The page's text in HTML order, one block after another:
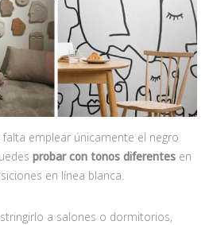
emplear únicamente el negro
probar con tonos diferentes en
en línea blanca.
a salones o dormitorios,